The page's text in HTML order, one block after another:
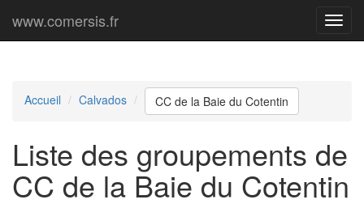
Menu
www.comersis.fr
Accueil Calvados CC de la Baie du Cotentin
Liste des groupements de
CC de la Baie du Cotentin